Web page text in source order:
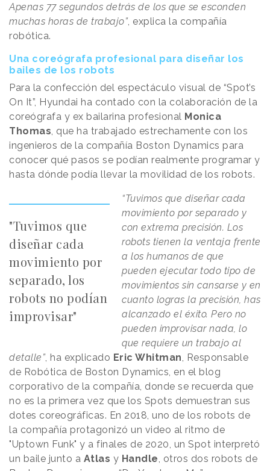
Apenas 77 segundos detrás de los que se esconden
muchas horas de trabajo”, explica la compañía
robótica.
Una coreógrafa profesional para diseñar los
bailes de los robots
Para la confección del espectáculo visual de “Spot’s
On It”, Hyundai ha contado con la colaboración de la
coreógrafa y ex bailarina profesional Monica
Thomas, que ha trabajado estrechamente con los
ingenieros de la compañía Boston Dynamics para
conocer qué pasos se podían realmente programar y
hasta dónde podía llevar la movilidad de los robots.
"Tuvimos que
diseñar cada
movimiento por
separado, los
robots no podían
improvisar"
“Tuvimos que diseñar cada
movimiento por separado y
con extrema precisión. Los
robots tienen la ventaja frente
a los humanos de que
pueden ejecutar todo tipo de
movimientos sin cansarse y en
cuanto logras la precisión, has
alcanzado el éxito. Pero no
pueden improvisar nada, lo
que requiere un trabajo al
detalle”, ha explicado Eric Whitman, Responsable
de Robótica de Boston Dynamics, en el blog
corporativo de la compañía, donde se recuerda que
no es la primera vez que los Spots demuestran sus
dotes coreográficas. En 2018, uno de los robots de
la compañía protagonizó un video al ritmo de
"Uptown Funk" y a finales de 2020, un Spot interpretó
un baile junto a Atlas y Handle, otros dos robots de